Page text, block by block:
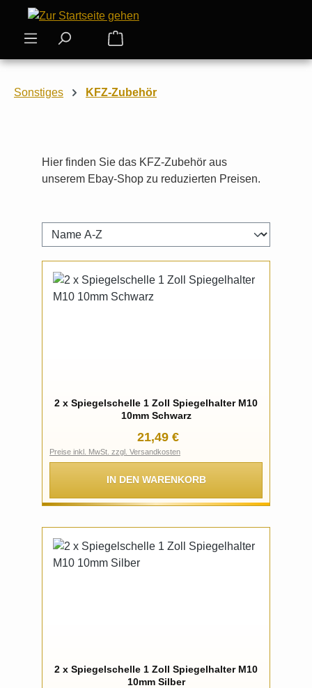
Zum Hauptinhalt springen
Warenkorb enthält 0 Positionen.
Sonstiges KFZ-Zubehör
Hier finden Sie das KFZ-Zubehör aus
unserem Ebay-Shop zu reduzierten Preisen.
2 x Spiegelschelle 1 Zoll Spiegelhalter M10
10mm Schwarz
Regulärer Preis:
21,49 €
Preise inkl. MwSt. zzgl. Versandkosten
IN DEN WARENKORB
2 x Spiegelschelle 1 Zoll Spiegelhalter M10
10mm Silber